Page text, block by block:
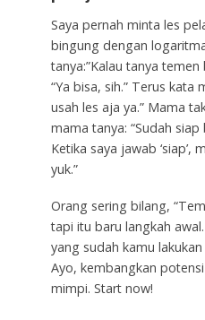
Saya pernah minta les
bingung dengan
tanya:”Kalau tanya temen
“Ya bisa, sih.” Terus kata
usah les aja ya.” Mama
mama tanya: “Sudah
Ketika saya jawab ‘siap’,
yuk.”
Orang sering bilang,
tapi itu baru langkah
yang sudah kamu
Ayo, kembangkan
mimpi. Start now!